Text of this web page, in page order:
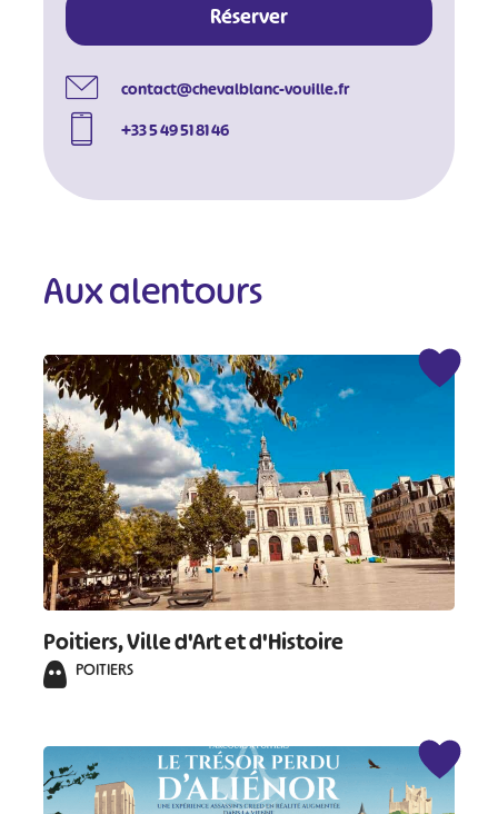
Réserver
contact@chevalblanc-vouille.fr
+33 5 49 51 81 46
Aux alentours
Poitiers, Ville d'Art et d'Histoire
POITIERS
#
#